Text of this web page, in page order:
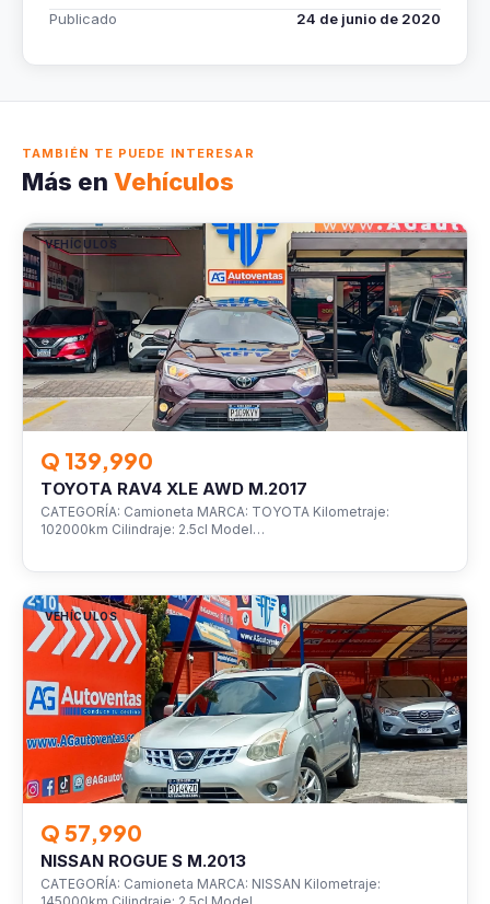
Publicado
24 de junio de 2020
TAMBIÉN TE PUEDE INTERESAR
Más en Vehículos
VEHÍCULOS
Q 139,990
TOYOTA RAV4 XLE AWD M.2017
CATEGORÍA: Camioneta MARCA: TOYOTA Kilometraje:
102000km Cilindraje: 2.5cl Model…
VEHÍCULOS
Q 57,990
NISSAN ROGUE S M.2013
CATEGORÍA: Camioneta MARCA: NISSAN Kilometraje: